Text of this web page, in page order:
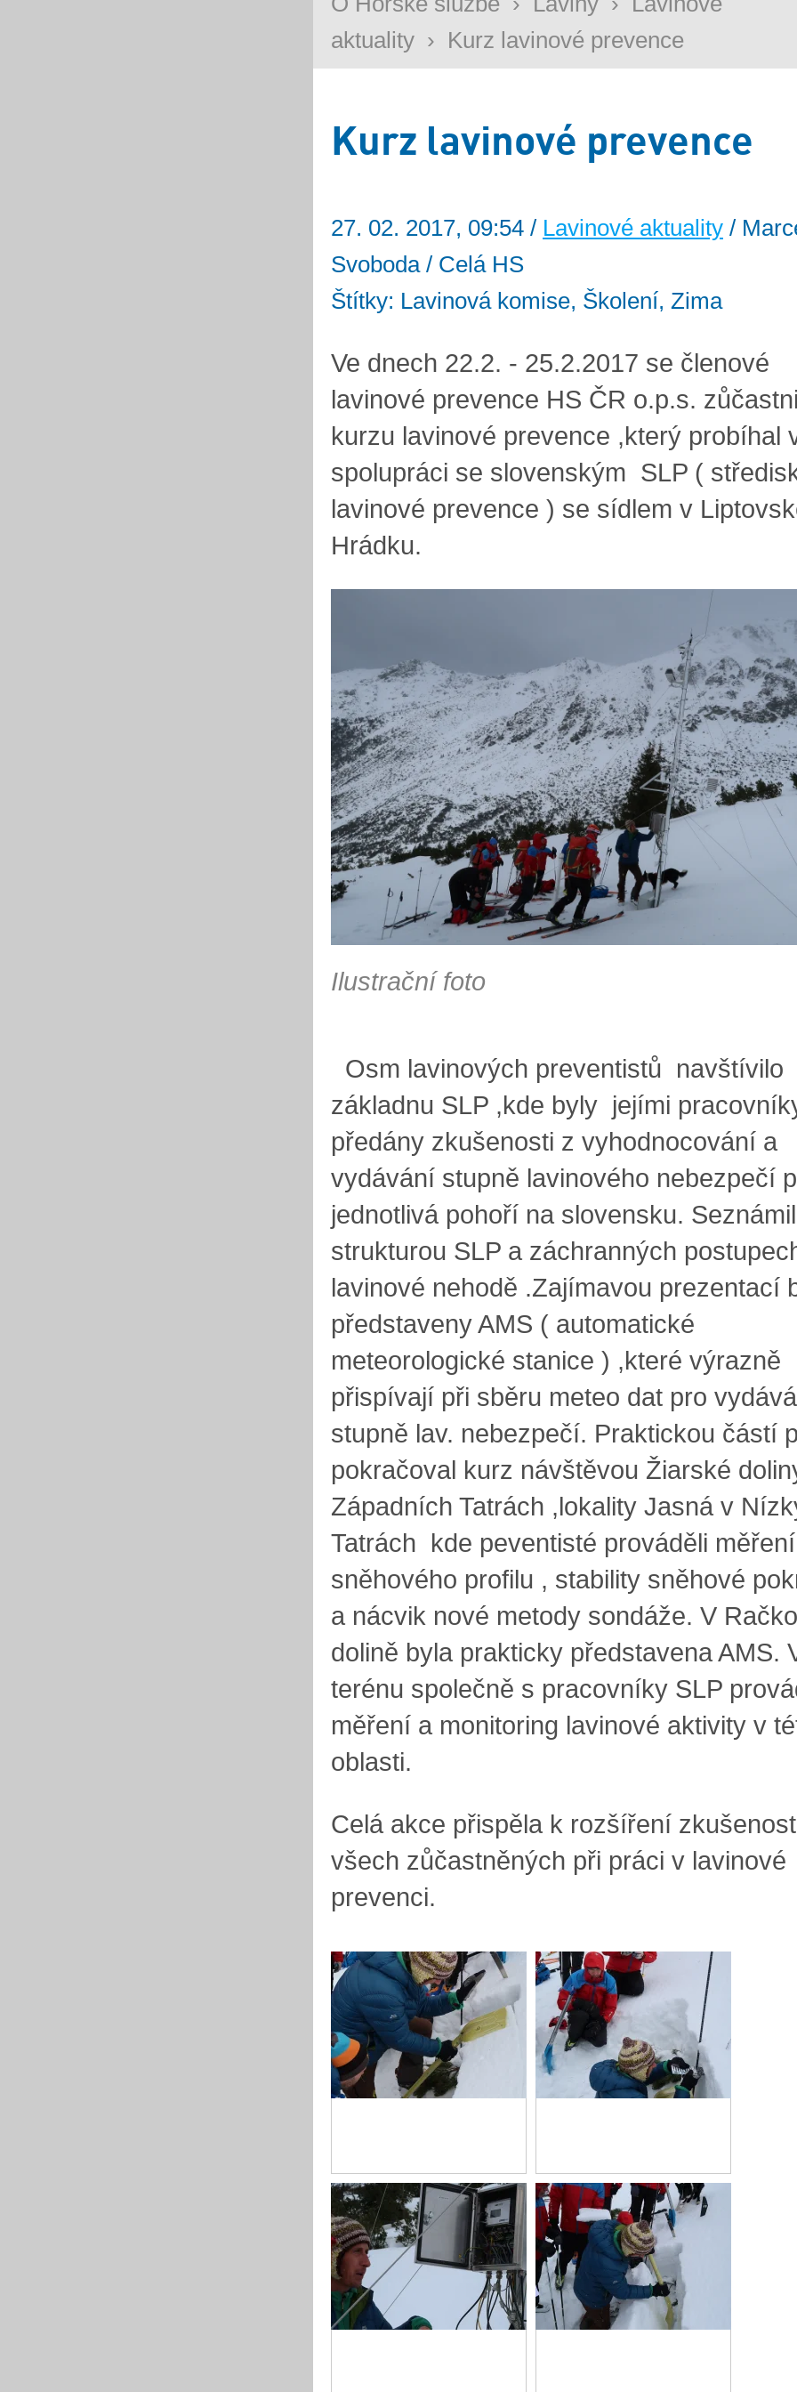
aktuality › Kurz lavinové prevence
Kurz lavinové prevence
27. 02. 2017, 09:54 / Lavinové aktuality /
Svoboda / Celá HS
Štítky: Lavinová komise, Školení, Zima
Ve dnech 22.2. - 25.2.2017 se členové
lavinové prevence HS ČR o.p.s.
kurzu lavinové prevence ,který probíhal
spolupráci se slovenským SLP (
lavinové prevence ) se sídlem v
Hrádku.
Ilustrační foto
Osm lavinových preventistů navštívilo
základnu SLP ,kde byly jejími
předány zkušenosti z vyhodnocování a
vydávání stupně lavinového nebezpečí
jednotlivá pohoří na slovensku.
strukturou SLP a záchranných
lavinové nehodě .Zajímavou prezentací
představeny AMS ( automatické
meteorologické stanice ) ,které výrazně
přispívají při sběru meteo dat pro
stupně lav. nebezpečí. Praktickou částí
pokračoval kurz návštěvou Žiarské
Západních Tatrách ,lokality Jasná v
Tatrách kde peventisté prováděli měření
sněhového profilu , stability sněhové
a nácvik nové metody sondáže. V
dolině byla prakticky představena AMS.
terénu společně s pracovníky SLP
měření a monitoring lavinové aktivity v
oblasti.
Celá akce přispěla k rozšíření
všech zůčastněných při práci v lavinové
prevenci.